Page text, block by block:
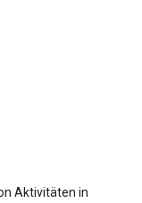
Aktivitäten in